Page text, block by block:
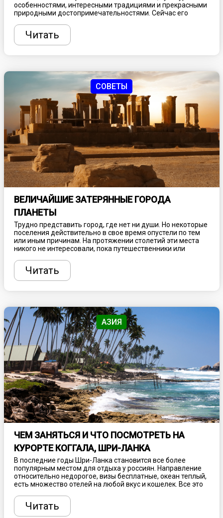
особенностями, интересными традициями и прекрасными
природными достопримечательностями. Сейчас его
растет, привлекая толпы туристов со всей России и даже
иностранцев. А какой отпуск без сувениров? Из
путешествия обязательно нужно привезти памятную
Читать
СОВЕТЫ
ВЕЛИЧАЙШИЕ ЗАТЕРЯННЫЕ ГОРОДА
ПЛАНЕТЫ
Трудно представить город, где нет ни души. Но некоторые
поселения действительно в свое время опустели по тем
или иным причинам. На протяжении столетий эти места
никого не интересовали, пока путешественники или
поражают воображение современного человека, интригуя
и вызывая неподдельный интерес. Благодаря таким
открытиями теперь мы знаем о десятках затерянных
Читать
АЗИЯ
ЧЕМ ЗАНЯТЬСЯ И ЧТО ПОСМОТРЕТЬ НА
КУРОРТЕ КОГГАЛА, ШРИ-ЛАНКА
В последние годы Шри-Ланка становится все более
популярным местом для отдыха у россиян. Направление
относительно недорогое, визы бесплатные, океан теплый,
есть множество отелей на любой вкус и кошелек. Все это
интересными достопримечательностями и потрясающими
природными заповедниками. Пляж Коггала,
расположенный на южном побережье острова, изобилует
Читать